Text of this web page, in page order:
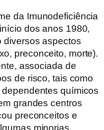
da Imunodeficiência
início dos anos 1980,
diversos aspectos
preconceito, morte).
associada de
de risco, tais como
químicos
grandes centros
preconceitos e
minorias.